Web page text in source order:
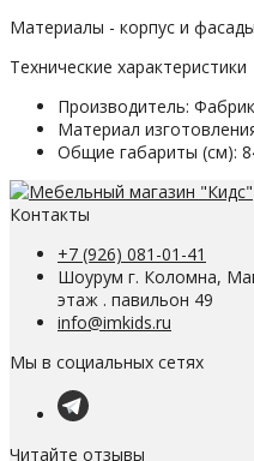
Материалы - корпус и
Технические характеристики
Производитель:
Материал
Общие габариты (см):
Контакты
+7 (926) 081-01-41
Шоурум г. Коломна,
этаж . павильон 49
info@imkids.ru
Мы в социальных сетях
Читайте отзывы